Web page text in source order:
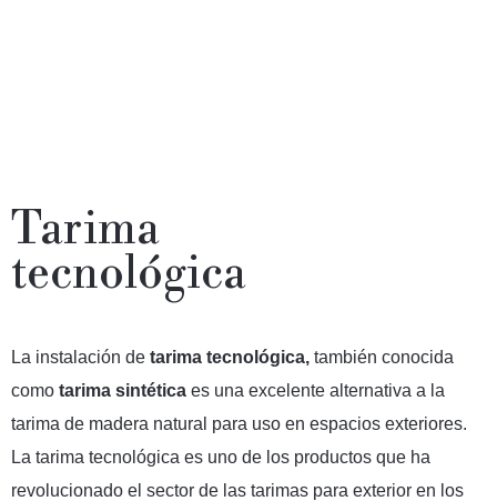
Tarima
tecnológica
La instalación de tarima tecnológica, también conocida
como tarima sintética es una excelente alternativa a la
tarima de madera natural para uso en espacios exteriores.
La tarima tecnológica es uno de los productos que ha
revolucionado el sector de las tarimas para exterior en los